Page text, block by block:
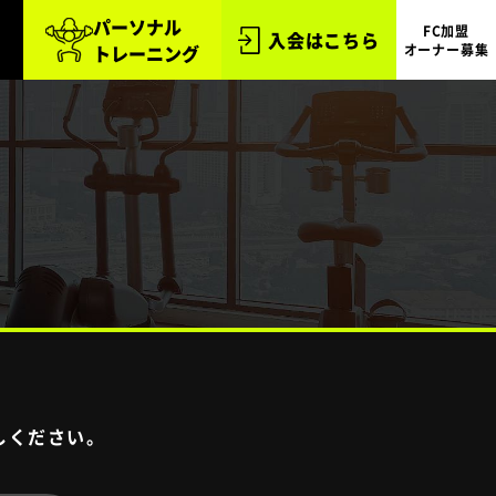
パーソナル
トレーニング
入会はこちら
FC加盟
オーナー募集
ださい。